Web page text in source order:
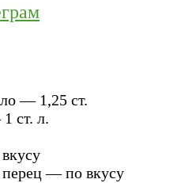
— 1,25 ст.
ст. л.
— по вкусу